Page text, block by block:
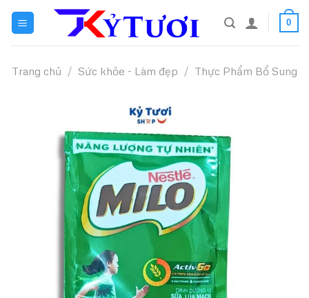
content
0
Trang chủ / Sức khỏe - Làm đẹp / Thực Phẩm Bổ Sung